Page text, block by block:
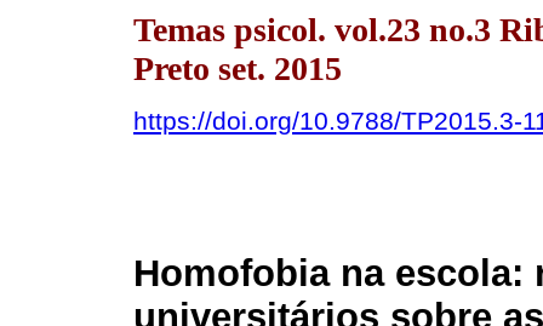
Temas psicol. vol.23 no.3
Preto set. 2015
https://doi.org/10.9788/TP2015.3-
Homofobia na escola:
universitários sobre